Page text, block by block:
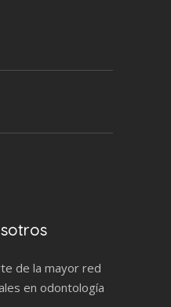
de la mayor red
en odontología